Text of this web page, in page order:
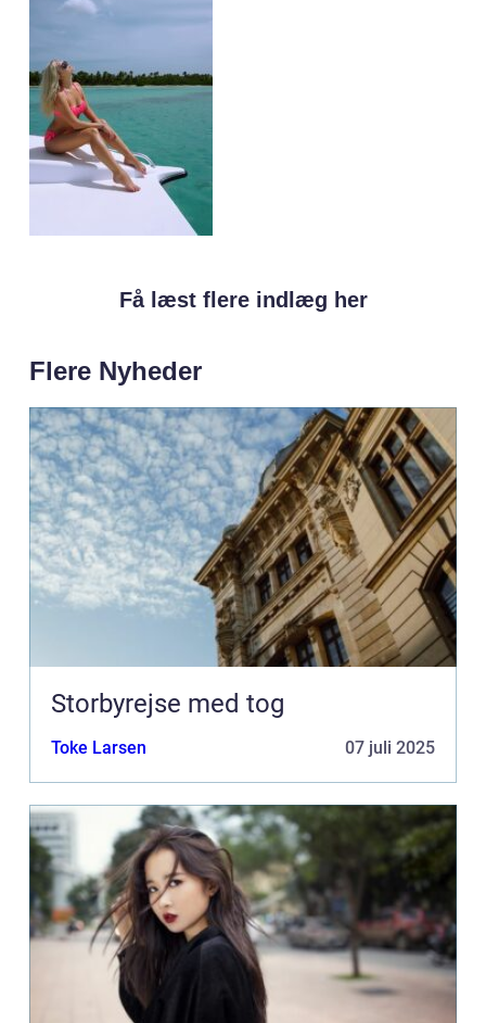
Få læst flere indlæg her
Flere Nyheder
Storbyrejse med tog
Toke Larsen 07 juli 2025